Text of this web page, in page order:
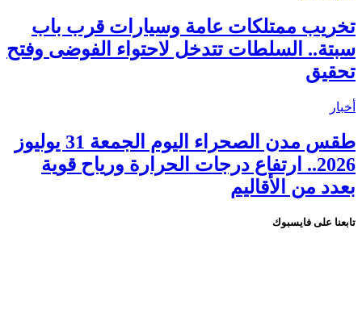
تخريب ممتلكات عامة وسيارات قرب باب
سبتة.. السلطات تتدخل لاحتواء الفوضى وفتح
تحقيق
أخبار
طقس مدن الصحراء اليوم الجمعة 31 يوليوز
2026.. ارتفاع درجات الحرارة ورياح قوية
بعدد من الأقاليم
تابعنا على فايسبوك